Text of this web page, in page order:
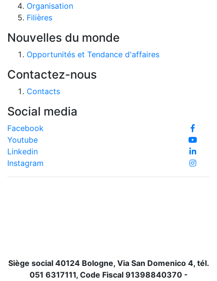
Organisation
Filières
Nouvelles du monde
Opportunités et Tendance d'affaires
Contactez-nous
Contacts
Social media
Facebook
Youtube
Linkedin
Instagram
Siège social 40124 Bologne, Via San Domenico 4, tél.
051 6317111, Code Fiscal 91398840370 -